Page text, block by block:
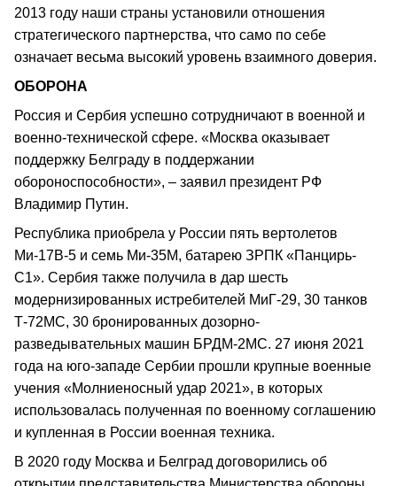
2013 году наши страны установили отношения
стратегического партнерства, что само по себе
означает весьма высокий уровень взаимного доверия.
ОБОРОНА
Россия и Сербия успешно сотрудничают в военной и
военно-технической сфере. «Москва оказывает
поддержку Белграду в поддержании
обороноспособности», – заявил президент РФ
Владимир Путин.
Республика приобрела у России пять вертолетов
Ми-17В-5 и семь Ми-35М, батарею ЗРПК «Панцирь-
С1». Сербия также получила в дар шесть
модернизированных истребителей МиГ-29, 30 танков
Т-72МС, 30 бронированных дозорно-
разведывательных машин БРДМ-2МС. 27 июня 2021
года на юго-западе Сербии прошли крупные военные
учения «Молниеносный удар 2021», в которых
использовалась полученная по военному соглашению
и купленная в России военная техника.
В 2020 году Москва и Белград договорились об